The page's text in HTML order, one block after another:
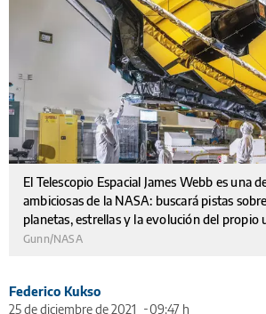
El Telescopio Espacial James Webb es una
ambiciosas de la NASA: buscará pistas
planetas, estrellas y la evolución del propio
Gunn/NASA
Federico Kukso
25 de diciembre de 2021
09:47 h